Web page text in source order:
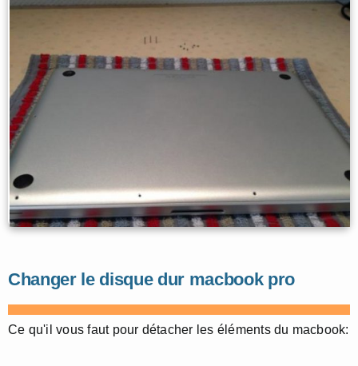
Changer le disque dur macbook pro
Ce qu'il vous faut pour détacher les éléments du macbook: